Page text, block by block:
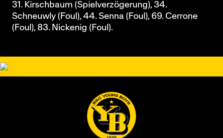
31. Kirschbaum (Spielverzögerung), 34.
Schneuwly (Foul), 44. Senna (Foul), 69. Cerrone
(Foul), 83. Nickenig (Foul).